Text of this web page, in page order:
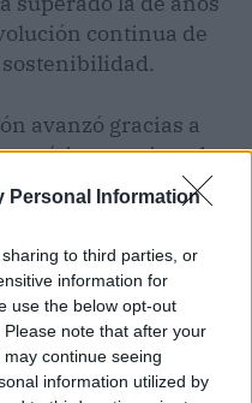
Personal Information
to third parties, or
information for
use the below opt-out
note that after your
continue seeing
information utilized by
continua de
avanzó gracias a
y mejora de
reducir más de un
respecto a 2023.
de Wróblowice
con
Por su parte,
el nivel Zero Waste-
gestión de
contribuyó a